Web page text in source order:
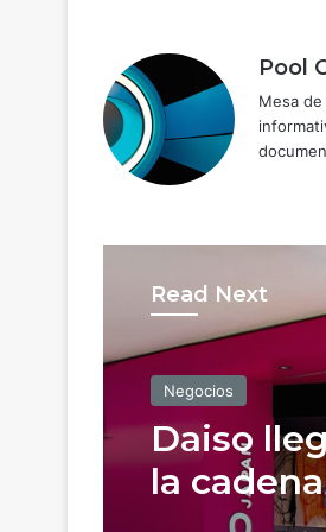
Pool
Mesa
Read Next
Negocios
Negocios
Fintech
bancos